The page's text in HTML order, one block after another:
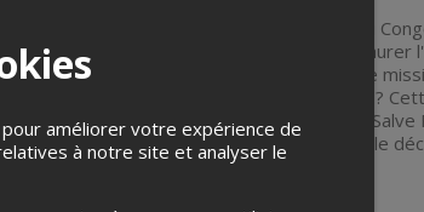
violences en République démocratique du
assurer la protection des civil(e)s et
s'organise la coopération entre une
les espoirs de paix du peuple congolais ?
de relations internationales à l'Université Salve
forces militaires et populations civiles et le
du terrain.
améliorer votre expérience de
à notre site et analyser le